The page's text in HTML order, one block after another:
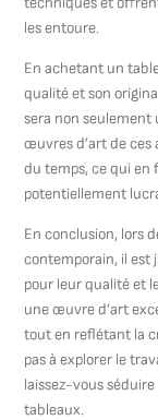
les entoure.
En achetant un
qualité et son
sera non seulement
œuvres d’art de ces
du temps, ce qui en
potentiellement
En conclusion, lors
contemporain, il est
pour leur qualité et
une œuvre d’art
tout en reflétant la
pas à explorer le
laissez-vous
tableaux.